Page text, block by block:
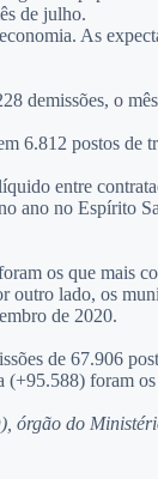
de julho.
As
demissões, o
6.812 postos de
entre
ano no Espírito
os que mais
outro lado, os
de 2020.
de 67.906
foram
órgão do